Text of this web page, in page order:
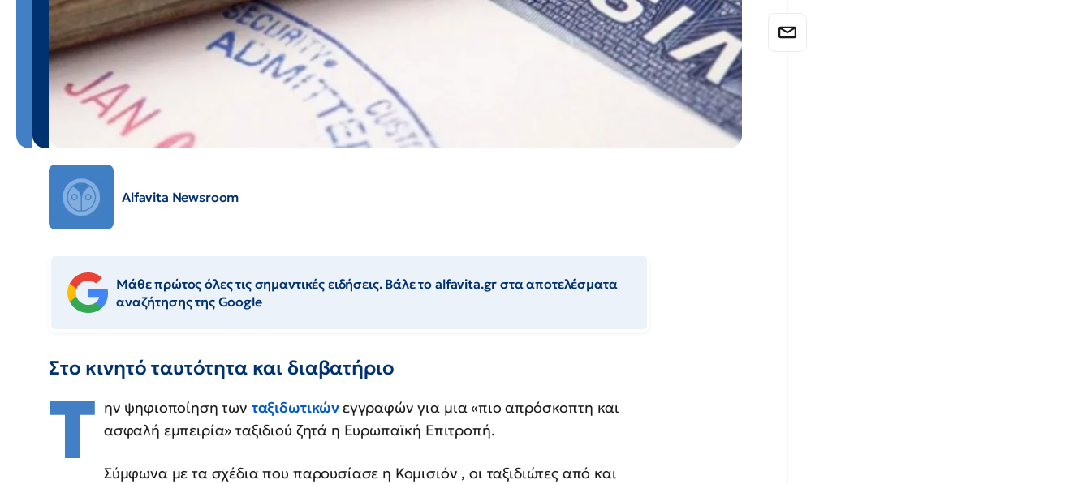
Alfavita Newsroom
Μάθε πρώτος όλες τις σημαντικές ειδήσεις. Βάλε το alfavita.gr στα αποτελέσματα
αναζήτησης της Google
Στο κινητό ταυτότητα και διαβατήριο
Τ ην ψηφιοποίηση των ταξιδωτικώνεγγραφών για μια «πιο απρόσκοπτη και
ασφαλή εμπειρία» ταξιδιού ζητά η Ευρωπαϊκή Επιτροπή.
Σύμφωνα με τα σχέδια που παρουσίασε η Κομισιόν , οι ταξιδιώτες από και